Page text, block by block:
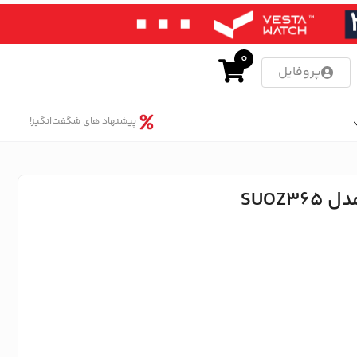
پروفایل
0
پیشنهاد های شگفت‌انگیز!